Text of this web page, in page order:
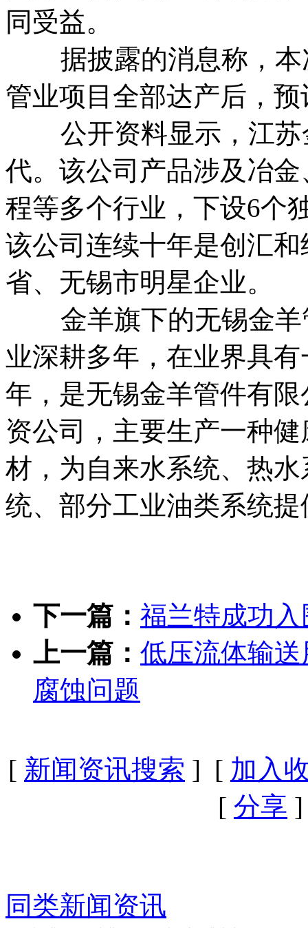
同受益。
据披露的消息称，本
管业项目全部达产后，
公开资料显示，江苏
代。该公司产品涉及冶
程等多个行业，下设6个
该公司连续十年是创汇
省、无锡市明星企业。
金羊旗下的无锡金羊
业深耕多年，在业界具
年，是无锡金羊管件有
资公司，主要生产一种
材，为自来水系统、热
统、部分工业油类系统
下一篇： 福兰特成功
上一篇： 低压流体输
腐蚀问题
[ 新闻资讯搜索 ] [ 加入
[ 分享
同类新闻资讯